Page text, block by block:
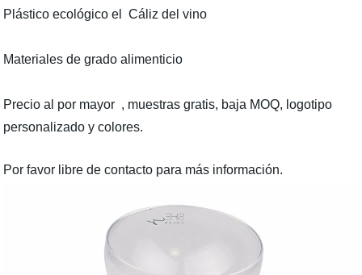
Plástico ecológico el Cáliz del vino
Materiales de grado alimenticio
Precio al por mayor , muestras gratis, baja MOQ, logotipo
personalizado y colores.
Por favor libre de contacto para más información.